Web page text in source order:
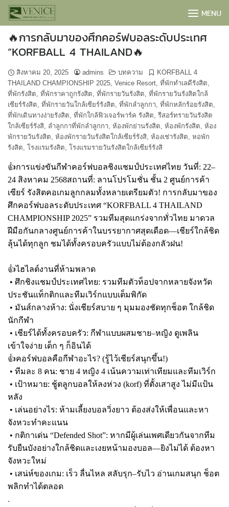
Skip
BOOK NOW
MENU
🔥การกลับมาของศึกคอร์ฟบอลระดับประเทศ
“KORFBALL 4 THAILAND🔥
สิงหาคม 20, 2025 admins บทความ
KORFBALL 4
THAILAND CHAMPIONSHIP 2025, Venice Resort, ที่พักทำเลดีรังสิต,
ที่พักรังสิต, ที่พักราคาถูกรังสิต, ที่พักรายวันรังสิต, ที่พักรายวันรังสิตใกล้
เซียร์รังสิต, ที่พักรายวันใกล้เซียร์รังสิต, ที่พักลำลูกกา, ที่พักหลักร้อยรังสิต,
ที่พักเดินทางง่ายรังสิต, ที่พักใกล้ฟิวเจอร์พาร์ค รังสิต, รีสอร์ทรายวันรังสิต
ใกล้เซียร์รังสิ, ลำลูกกาที่พักลำลูกกา, ห้องพักย่านรังสิต, ห้องพักรังสิต, ห้อง
พักรายวันรังสิต, ห้องพักรายวันรังสิตใกล้เซียร์รังสิ, ห้องเช่ารังสิต, หอพัก
รังสิต, โรงแรมรังสิต, โรงแรมรายวันรังสิตใกล้เซียร์รังสิ
👍การแข่งขันกีฬาคอร์ฟบอลชิงแชมป์ประเทศไทย วันที่: 22–
24 สิงหาคม 2568สถานที่: ลานโปรโมชั่น ชั้น 2 ศูนย์การค้า
เซียร์ รังสิตคอเกมลูกกลมทั้งหลายเตรียมตัว! การกลับมาของ
ศึกคอร์ฟบอลระดับประเทศ “KORFBALL 4 THAILAND
CHAMPIONSHIP 2025” รวมทีมสุดแกร่งจากทั่วไทย มาดวล
ฝีมือกันกลางศูนย์การค้าในบรรยากาศสุดเดือด—เชียร์ใกล้ชิด
ลุ้นได้ทุกลูก ชมได้ทั้งครอบครัวแบบไม่ต้องกลัวฝน!
👍ไฮไลต์งานที่ห้ามพลาด
• ศึกชิงแชมป์ประเทศไทย: รวมทีมตัวท็อปจากหลายจังหวัด
ประชันแท็กติกและทีมเวิร์กแบบเต็มพิกัด
• มันส์กลางห้าง: นั่งเชียร์สบาย ๆ มุมมองชัดทุกช็อต ใกล้ชิด
นักกีฬา
• เชียร์ได้ทั้งครอบครัว: กีฬาแบบผสมชาย–หญิง ดูเพลิน
เข้าใจง่าย เด็ก ๆ ก็อินได้
👍คอร์ฟบอลคือกีฬาอะไร? (รู้ไว้เชียร์สนุกขึ้น!)
• ทีมละ 8 คน: ชาย 4 หญิง 4 เน้นความเท่าเทียมและทีมเวิร์ก
• เป้าหมาย: ชู้ตลูกบอลให้ลงห่วง (korf) ที่ตั้งเสาสูง ไม่มีแป้น
หลัง
• เล่นอย่างไร: ห้ามเลี้ยงบอลวิ่งยาว ต้องส่งให้เพื่อนและหา
จังหวะทำคะแนน
• กติกาเด่น “Defended Shot”: หากมีผู้เล่นเพศเดียวกันจากทีม
รับยืนบังอย่างใกล้ชิดและเงยหน้ามองบอล—ยิงไม่ได้ ต้องหา
จังหวะใหม่
• เสน่ห์ของเกม: เร็ว ลื่นไหล สลับรุก–รับไว อ่านเกมสนุก ช็อต
พลิกทำได้ตลอด
.